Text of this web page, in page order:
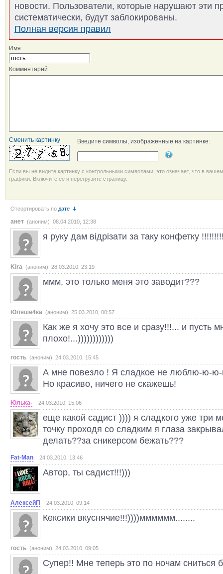
новости. Пользователи, которые нарушают эти
систематически, будут заблокированы.
Полная версия правил
Имя:
Комментарий:
Сменить картинку Введите символы, изображенные на картинке:
Если вы не видите картинку с контрольными символами, это означает, что в
графики. Включите ее и перегрузите страницу.
Отсортировать по дате
анет (аноним) 08.04.2010, 12:38
я руку дам відрізати за таку конфетку
Kira (аноним) 28.03.2010, 23:19
ммм, это только меня это заводит???
Юляше4ка (аноним) 25.03.2010, 00:57
Как же я хочу это все и сразу!!!... и пусть
плохо!...))))))))))))
гость (аноним) 24.03.2010, 15:45
А мне повезло ! Я сладкое не люблю-ю-
Но красиво, ничего не скажешь!
Юлька- 24.03.2010, 15:06
еще какой садист )))) я сладкого уже три
точку проходя со сладким я глаза
делать??за сникерсом бежать???
Fat-Man 24.03.2010, 13:46
Автор, ты садист!!!)))
АлексейП 24.03.2010, 09:14
Кексики вкуснячие!!!))))мммммм........
гость (аноним) 24.03.2010, 09:05
Супер!! Мне теперь это по ночам сниться